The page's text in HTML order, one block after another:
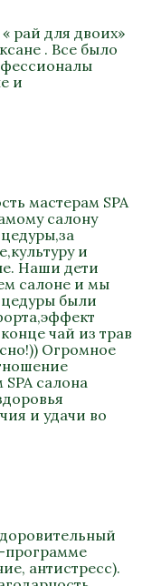
рай для двоих»
. Все было
и
мастерам SPA
салону
и
Наши дети
салоне и мы
были
чай из трав
Огромное
салона
и удачи во
программе
антистресс).